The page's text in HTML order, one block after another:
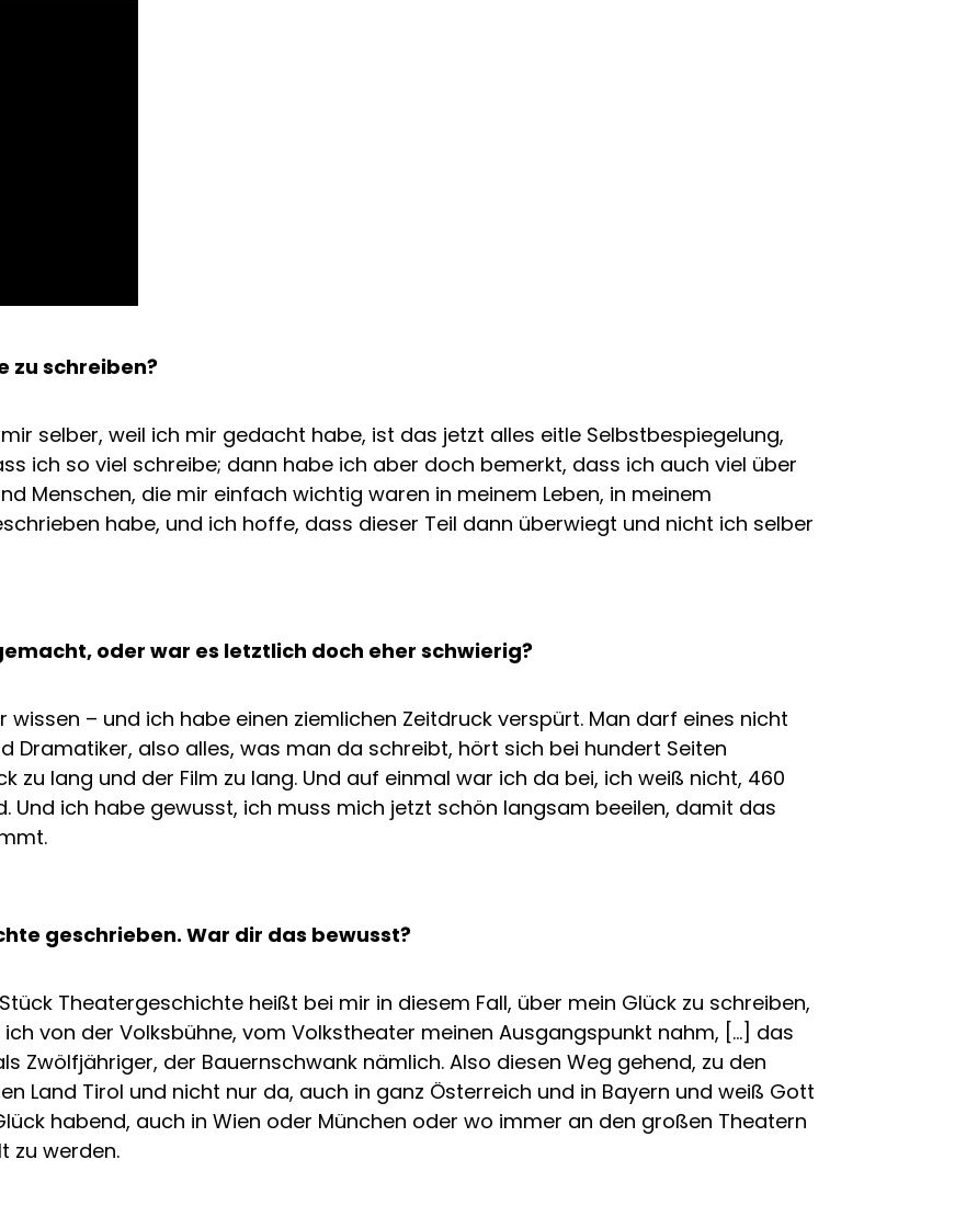
zu schreiben?
selber, weil ich mir gedacht habe, ist das jetzt alles eitle Selbstbespiegelung,
ich so viel schreibe; dann habe ich aber doch bemerkt, dass ich auch viel über
Menschen, die mir einfach wichtig waren in meinem Leben, in meinem
habe, und ich hoffe, dass dieser Teil dann überwiegt und nicht ich selber
oder war es letztlich doch eher schwierig?
– und ich habe einen ziemlichen Zeitdruck verspürt. Man darf eines nicht
Dramatiker, also alles, was man da schreibt, hört sich bei hundert Seiten
zu lang und der Film zu lang. Und auf einmal war ich da bei, ich weiß nicht, 460
Und ich habe gewusst, ich muss mich jetzt schön langsam beeilen, damit das
geschrieben. War dir das bewusst?
Theatergeschichte heißt bei mir in diesem Fall, über mein Glück zu schreiben,
von der Volksbühne, vom Volkstheater meinen Ausgangspunkt nahm, […] das
Zwölfjähriger, der Bauernschwank nämlich. Also diesen Weg gehend, zu den
Land Tirol und nicht nur da, auch in ganz Österreich und in Bayern und weiß Gott
habend, auch in Wien oder München oder wo immer an den großen Theatern
zu werden.